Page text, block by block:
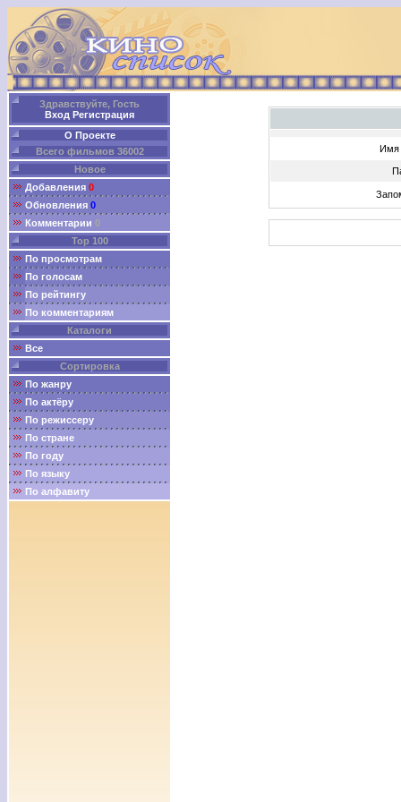
Здравствуйте, Гость
Вход Регистрация
О Проекте
Всего фильмов 36002
Новое
Добавления 0
Обновления 0
Комментарии 0
Top 100
По просмотрам
По голосам
По рейтингу
По комментариям
Каталоги
Все
Сортировка
По жанру
По актёру
По режиссеру
По стране
По году
По языку
По алфавиту
Имя